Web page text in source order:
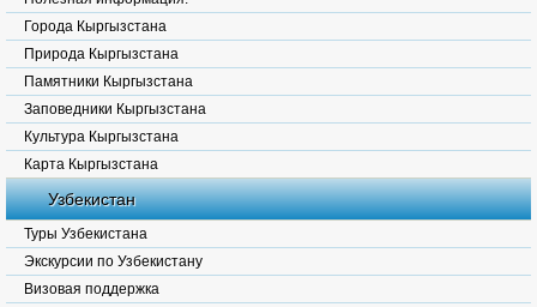
Города Кыргызстана
Природа Кыргызстана
Памятники Кыргызстана
Заповедники Кыргызстана
Культура Кыргызстана
Карта Кыргызстана
Узбекистан
Туры Узбекистана
Экскурсии по Узбекистану
Визовая поддержка